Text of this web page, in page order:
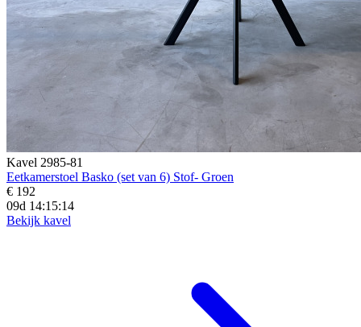
Kavel 2985-81
Eetkamerstoel Basko (set van 6) Stof- Groen
€ 192
09d 14:15:13
Bekijk kavel